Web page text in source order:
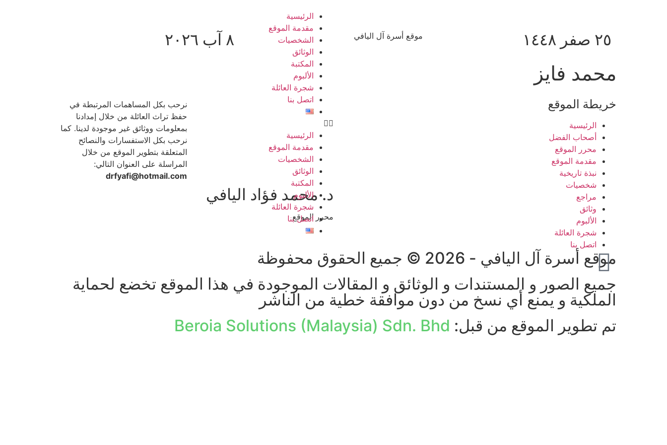
الرئيسية
مقدمة الموقع
الشخصيات
الوثائق
المكتبة
الألبوم
شجرة العائلة
اتصل بنا
الرئيسية
مقدمة الموقع
الشخصيات
الوثائق
المكتبة
الألبوم
شجرة العائلة
اتصل بنا
٢٥ صفر ١٤٤٨ موقع أسرة آل اليافي ٨ آب ٢٠٢٦
محمد فايز
خريطة الموقع
الرئيسية
أصحاب الفضل
محرر الموقع
مقدمة الموقع
نبذة تاريخية
شخصيات
مراجع
وثائق
الألبوم
شجرة العائلة
اتصل بنا
نرحب بكل المساهمات المرتبطة في
حفظ تراث العائلة من خلال إمدادنا
بمعلومات ووثائق غير موجودة لدينا. كما
نرحب بكل الاستفسارات والنصائح
المتعلقة بتطوير الموقع من خلال
المراسلة على العنوان التالي:
drfyafi@hotmail.com
د. محمد فؤاد اليافي
محرر الموقع
موقع أسرة آل اليافي - 2026 © جميع الحقوق محفوظة
جميع الصور و المستندات و الوثائق و المقالات الموجودة في هذا الموقع تخضع لحماية
الملكية و يمنع أي نسخ من دون موافقة خطية من الناشر
تم تطوير الموقع من قبل: Beroia Solutions (Malaysia) Sdn. Bhd